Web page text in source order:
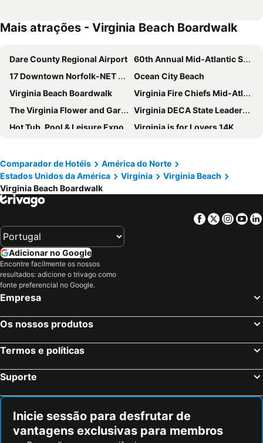
Mais atrações - Virginia Beach Boardwalk
Dare County Regional Airport
60th Annual Mid-Atlantic Sports & Boat Show
17 Downtown Norfolk-NET Free Ride - The Downtown Loop
Ocean City Beach
Virginia Beach Boardwalk
Virginia Fire Chiefs Mid-Atlantic Expo & Symposium
The Virginia Flower and Garden Expo
Virginia DECA State Leadership Conference
Hot Tub, Pool & Leisure Expo
Virginia is for Lovers 14K
Neptune Festival
Boardwalk Art Show & Festival
Excalibur Cup Gymnastics
Virginia Beach Fishing Pier
Virginia Museum of Contemporary Art
Virginia Beach Convention Center
Virginia Aquarium & Marine Science Museum
North End Beach
William & Mary
Chesapeake Bay Bridge-Tunnel
First Landing State Park
Comparador de Hotéis
América do Norte
Estados Unidos da América
Virgínia
Virginia Beach
Virginia Beach Boardwalk
Facebook
Twitter
Adicionar no Google
Encontre facilmente os nossos
resultados: adicione o trivago como
fonte preferencial no Google.
Empresa
Os nossos produtos
Termos e políticas
Suporte
Inicie sessão para desfrutar de
vantagens exclusivas para membros